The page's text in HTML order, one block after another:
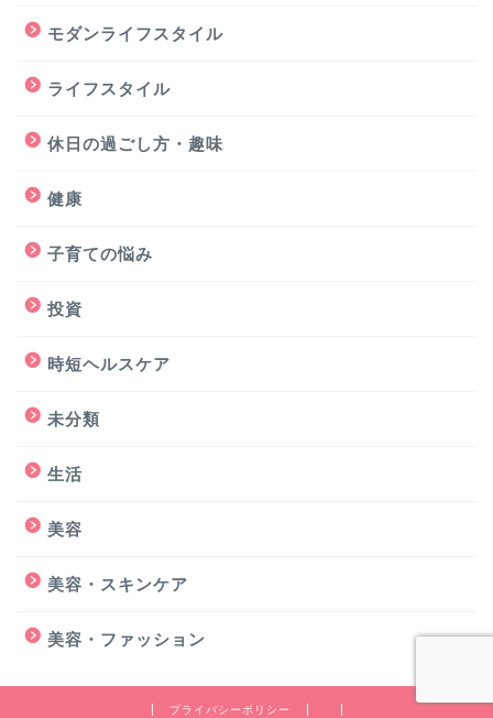
モダンライフスタイル
ライフスタイル
休日の過ごし方・趣味
健康
子育ての悩み
投資
時短ヘルスケア
未分類
生活
美容
美容・スキンケア
美容・ファッション
プライバシーポリシー